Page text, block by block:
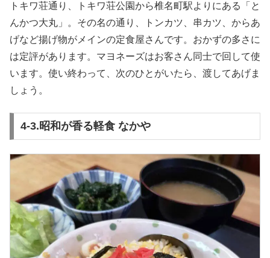
トキワ荘通り、トキワ荘公園から椎名町駅よりにある「と
んかつ大丸」。その名の通り、トンカツ、串カツ、からあ
げなど揚げ物がメインの定食屋さんです。おかずの多さに
は定評があります。マヨネーズはお客さん同士で回して使
います。使い終わって、次のひとがいたら、渡してあげま
しょう。
4-3.昭和が香る軽食 なかや